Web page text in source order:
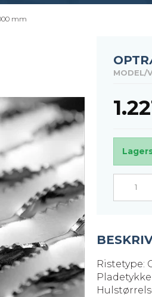
Presristmåtter
Flexi Level
Justerbare ben
BROXOCLIP
mm
MODEL/
Ristetype: